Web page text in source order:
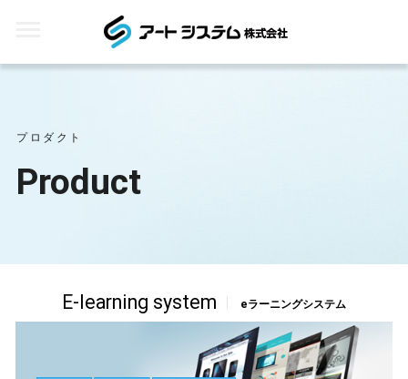
プロダクト
Product
E-learning system eラーニングシステム